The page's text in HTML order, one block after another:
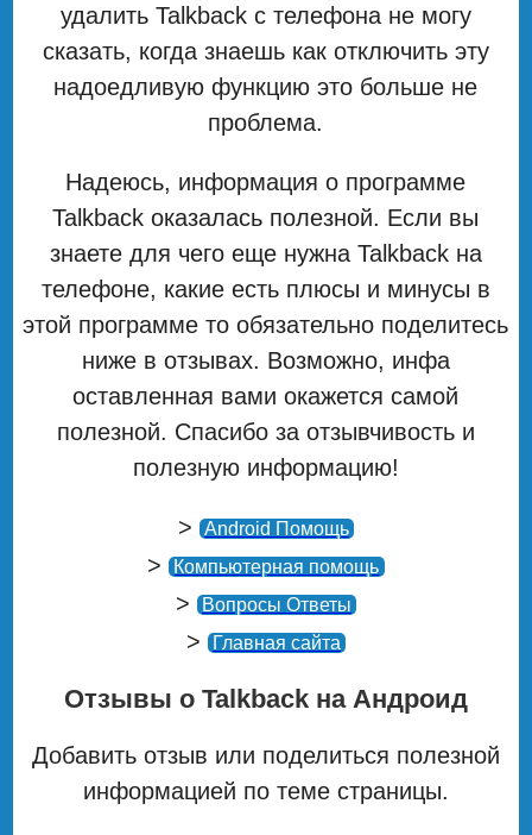
удалить Talkback с телефона не могу
сказать, когда знаешь как отключить эту
надоедливую функцию это больше не
проблема.
Надеюсь, информация о программе
Talkback оказалась полезной. Если вы
знаете для чего еще нужна Talkback на
телефоне, какие есть плюсы и минусы в
этой программе то обязательно поделитесь
ниже в отзывах. Возможно, инфа
оставленная вами окажется самой
полезной. Спасибо за отзывчивость и
полезную информацию!
> Android Помощь
> Компьютерная помощь
> Вопросы Ответы
> Главная сайта
Отзывы о Talkback на Андроид
Добавить отзыв или поделиться полезной
информацией по теме страницы.